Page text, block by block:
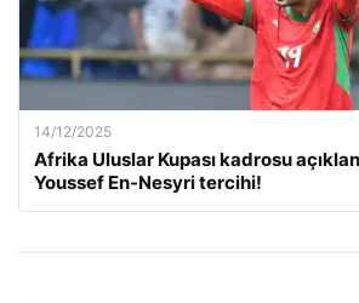
14/12/2025
Afrika Uluslar Kupası kadrosu
Youssef En-Nesyri tercihi!